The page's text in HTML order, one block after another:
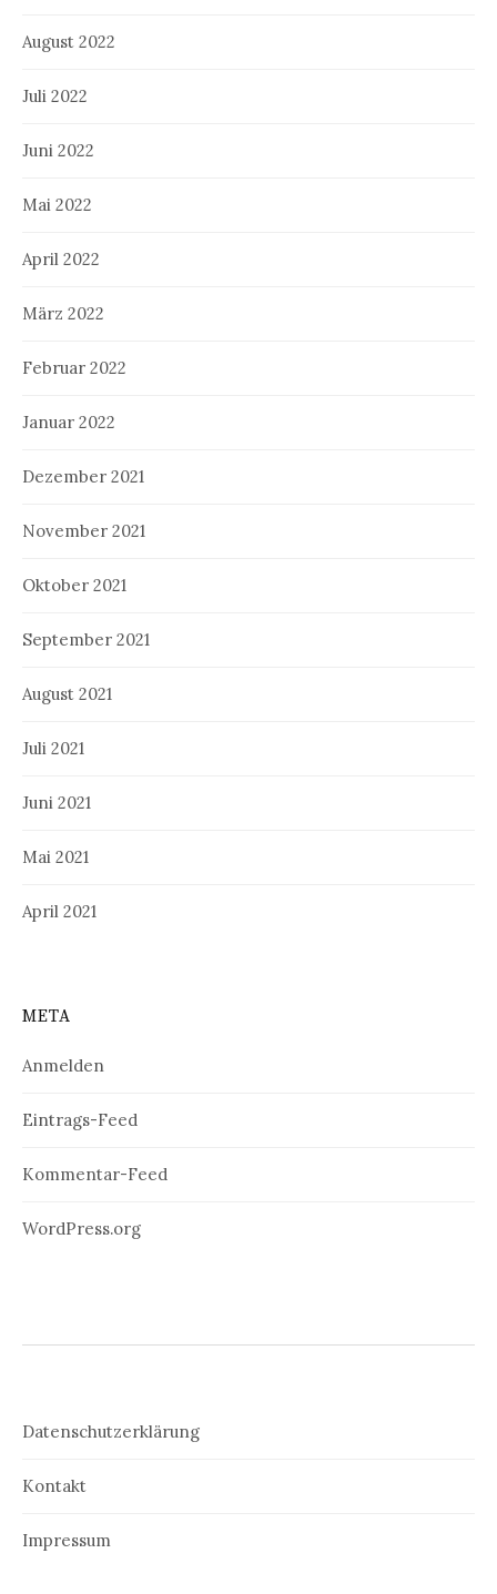
August 2022
Juli 2022
Juni 2022
Mai 2022
April 2022
März 2022
Februar 2022
Januar 2022
Dezember 2021
November 2021
Oktober 2021
September 2021
August 2021
Juli 2021
Juni 2021
Mai 2021
April 2021
META
Anmelden
Eintrags-Feed
Kommentar-Feed
WordPress.org
Datenschutzerklärung
Kontakt
Impressum